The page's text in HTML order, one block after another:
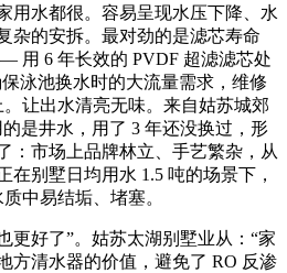
用水都很。容易呈现水压下降、水
杂的安拆。最对劲的是滤芯寿命
用 6 年长效的 PVDF 超滤滤芯处
泳池换水时的大流量需求，维修
。让出水清亮无味。来自姑苏城郊
是井水，用了 3 年还没换过，形
：市场上品牌林立、手艺繁杂，从
在别墅日均用水 1.5 吨的场景下，
中易结垢、堵塞。
好了”。姑苏太湖别墅业从：“家
方清水器的价值，避免了 RO 反渗